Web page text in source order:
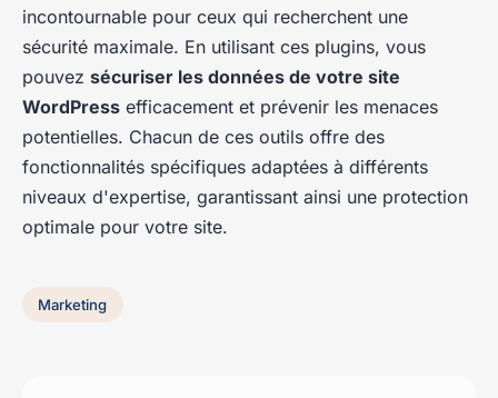
incontournable pour ceux qui recherchent une
sécurité maximale. En utilisant ces plugins, vous
pouvez sécuriser les données de votre site
WordPress efficacement et prévenir les menaces
potentielles. Chacun de ces outils offre des
fonctionnalités spécifiques adaptées à différents
niveaux d'expertise, garantissant ainsi une protection
optimale pour votre site.
Marketing